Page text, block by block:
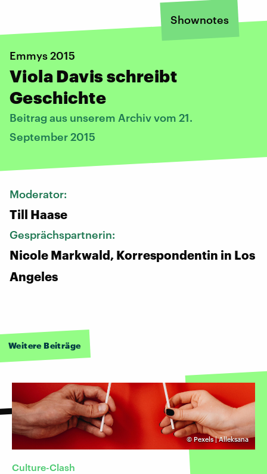
Shownotes
Emmys 2015
Viola Davis schreibt
Geschichte
Beitrag aus unserem Archiv vom 21.
September 2015
Moderator:
Till Haase
Gesprächspartnerin:
Nicole Markwald, Korrespondentin in Los
Angeles
Weitere Beiträge
©Pexels | Alleksana
Culture-Clash